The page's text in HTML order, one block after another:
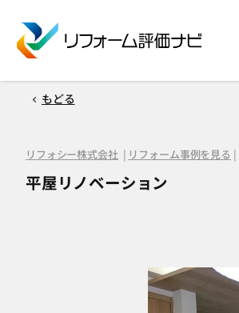
もどる
リフォシー株式会社| リフォーム事例を見る |
平屋リノベーション